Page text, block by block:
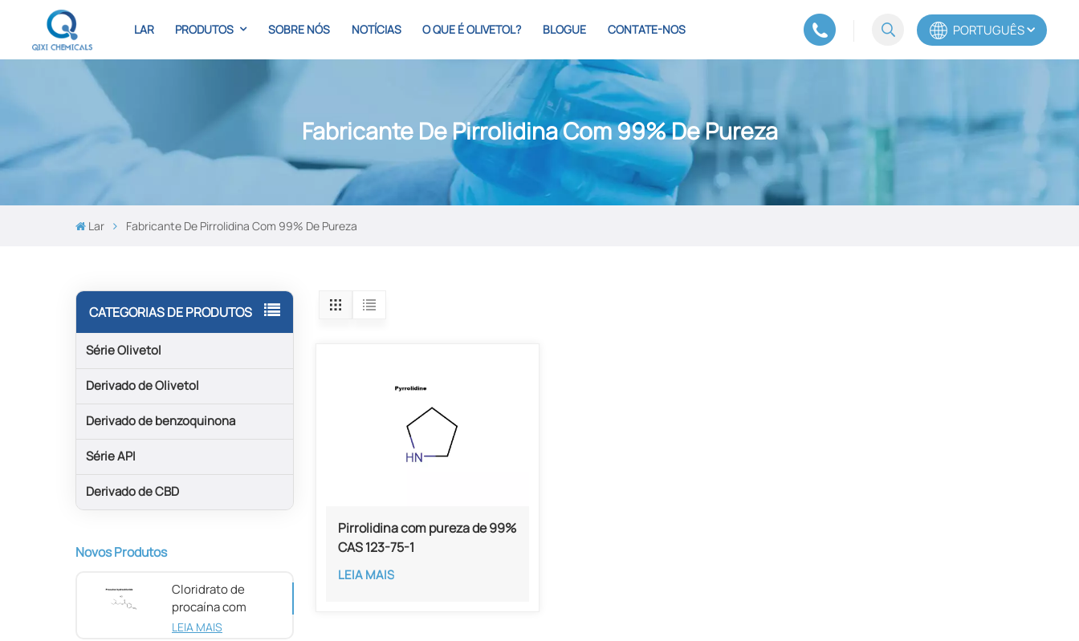
LAR PRODUTOS SOBRE NÓS NOTÍCIAS O QUE É OLIVETOL? BLOGUE CONTATE-NOS PORTUGUÊS
Español
Fabricante De Pirrolidina Com 99% De Pureza
Lar Fabricante De Pirrolidina Com 99% De Pureza
CATEGORIAS DE PRODUTOS
Série Olivetol
Derivado de Olivetol
Derivado de benzoquinona
Série API
Derivado de CBD
Novos Produtos
Cloridrato de
procaína com
pureza de 98%
LEIA MAIS
Pirrolidina com pureza de 99%
CAS 123-75-1
LEIA MAIS